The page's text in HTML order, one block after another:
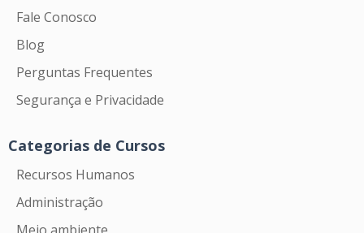
Fale Conosco
Blog
Perguntas Frequentes
Segurança e Privacidade
Categorias de Cursos
Recursos Humanos
Administração